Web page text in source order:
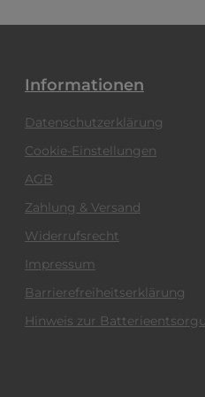
Informationen
Datenschutzerklärung
Cookie-Einstellungen
AGB
Zahlung & Versand
Widerrufsrecht
Impressum
Barrierefreiheitserklärung
Hinweis zur